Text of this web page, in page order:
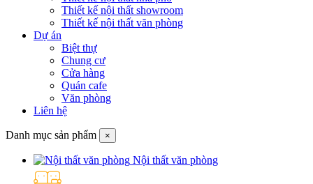
Thiết kế nội thất showroom
Thiết kế nội thất văn phòng
Dự án
Biệt thự
Chung cư
Cửa hàng
Quán cafe
Văn phòng
Liên hệ
Danh mục sản phẩm ×
Nội thất văn phòng